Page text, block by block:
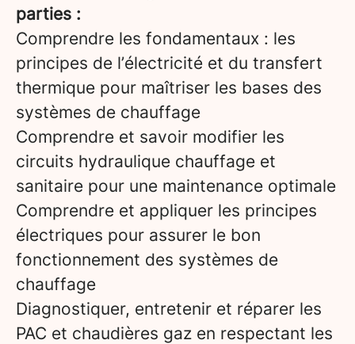
parties :
Comprendre les fondamentaux : les
principes de l’électricité et du transfert
thermique pour maîtriser les bases des
systèmes de chauffage
Comprendre et savoir modifier les
circuits hydraulique chauffage et
sanitaire pour une maintenance optimale
Comprendre et appliquer les principes
électriques pour assurer le bon
fonctionnement des systèmes de
chauffage
Diagnostiquer, entretenir et réparer les
PAC et chaudières gaz en respectant les